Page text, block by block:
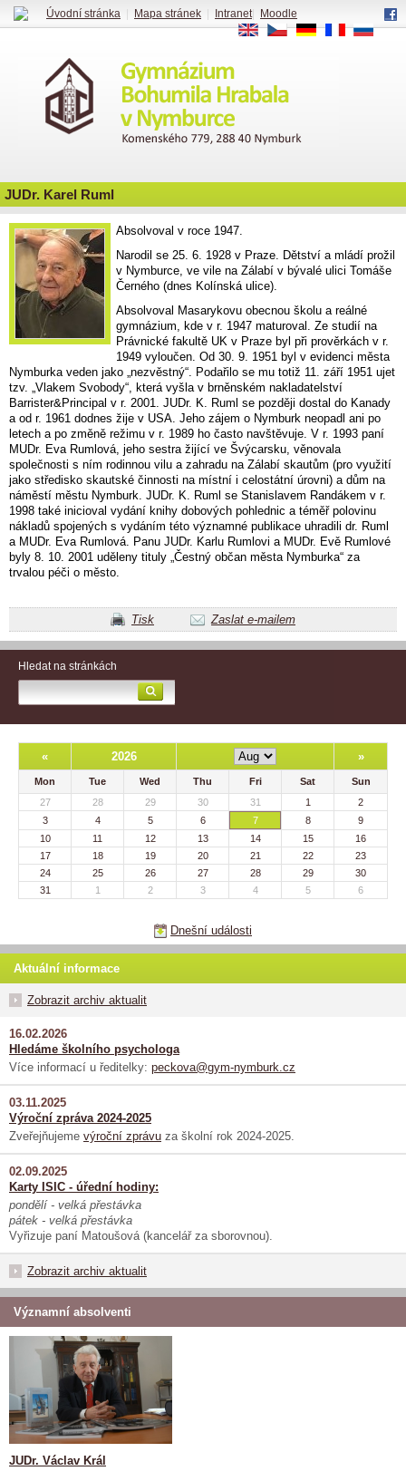
JUDr. Karel Ruml
Absolvoval v roce 1947.
Narodil se 25. 6. 1928 v Praze. Dětství a mládí prožil
v Nymburce, ve vile na Zálabí v bývalé ulici Tomáše
Černého (dnes Kolínská ulice).
Absolvoval Masarykovu obecnou školu a reálné
gymnázium, kde v r. 1947 maturoval. Ze studií na
Právnické fakultě UK v Praze byl při prověrkách v r.
1949 vyloučen. Od 30. 9. 1951 byl v evidenci města
Nymburka veden jako „nezvěstný“. Podařilo se mu totiž 11. září 1951 ujet
tzv. „Vlakem Svobody“, která vyšla v brněnském nakladatelství
Barrister&Principal v r. 2001. JUDr. K. Ruml se později dostal do Kanady
a od r. 1961 dodnes žije v USA. Jeho zájem o Nymburk neopadl ani po
letech a po změně režimu v r. 1989 ho často navštěvuje. V r. 1993 paní
MUDr. Eva Rumlová, jeho sestra žijící ve Švýcarsku, věnovala
společnosti s ním rodinnou vilu a zahradu na Zálabí skautům (pro využití
jako středisko skautské činnosti na místní i celostátní úrovni) a dům na
náměstí městu Nymburk. JUDr. K. Ruml se Stanislavem Randákem v r.
1998 také inicioval vydání knihy dobových pohlednic a téměř polovinu
nákladů spojených s vydáním této významné publikace uhradili dr. Ruml
a MUDr. Eva Rumlová. Panu JUDr. Karlu Rumlovi a MUDr. Evě Rumlové
byly 8. 10. 2001 uděleny tituly „Čestný občan města Nymburka“ za
trvalou péči o město.
Tisk Zaslat e-mailem
Hledat na stránkách
« 2026 »
Mon Tue Wed Thu Fri Sat
Sun
27
28 29 30 31 1
2
3
4 5 6 7 8
9
10
11 12 13 14 15
16
17
18 19 20 21 22
23
24
25 26 27 28 29
30
31
1 2 3 4 5 6
Dnešní události
Aktuální informace
Zobrazit archiv aktualit
16.02.2026
Hledáme školního psychologa
Více informací u ředitelky: peckova@gym-nymburk.cz
03.11.2025
Výroční zpráva 2024-2025
Zveřejňujeme výroční zprávu za školní rok 2024-2025.
02.09.2025
Karty ISIC - úřední hodiny:
pondělí - velká přestávka
pátek - velká přestávka
Vyřizuje paní Matoušová (kancelář za sborovnou).
Zobrazit archiv aktualit
Významní absolventi
JUDr. Václav Král
Úvodní stránka Mapa stránek Intranet|
Moodle
EN
CS DE FR RU